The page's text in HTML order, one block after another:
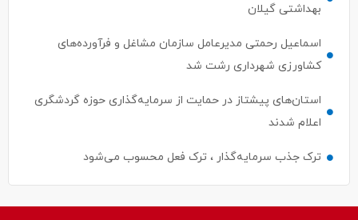
بهداشتی گیلان
اسماعیل رحمتی مدیرعامل سازمان مشاغل و فرآورده‌های
کشاورزی شهرداری رشت شد
استان‌های پیشتاز در حمایت از سرمایه‌گذاری حوزه گردشگری
اعلام شدند
ترک جذب سرمایه‌گذار ، ترک فعل محسوب می‌شود